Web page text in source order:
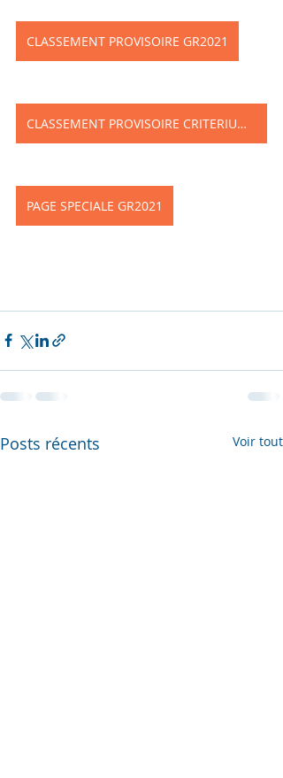
CLASSEMENT PROVISOIRE GR2021
CLASSEMENT PROVISOIRE CRITERIUM 2021
PAGE SPECIALE GR2021
Posts récents Voir tout